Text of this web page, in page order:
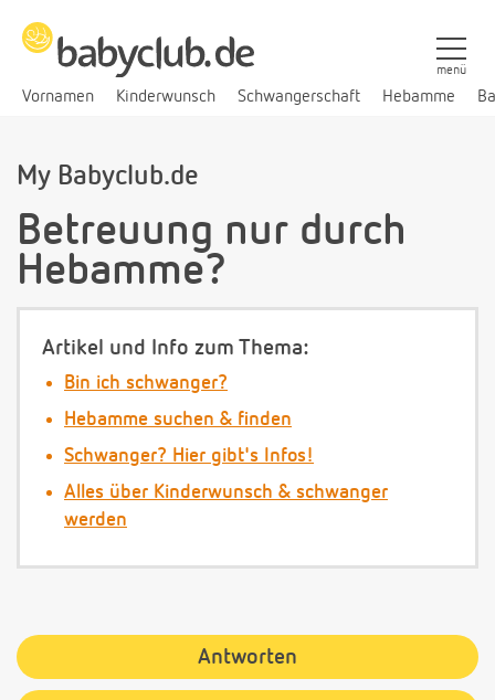
Vornamen Kinderwunsch Schwangerschaft Hebamme
menü
My Babyclub.de
Betreuung nur durch
Hebamme?
Artikel und Info zum Thema:
Bin ich schwanger?
Hebamme suchen & finden
Schwanger? Hier gibt's Infos!
Alles über Kinderwunsch & schwanger
werden
Antworten